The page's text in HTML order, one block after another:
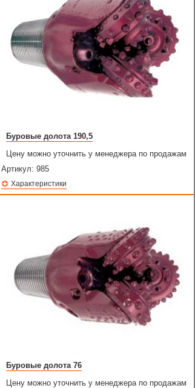
Буровые долота 190,5
Цену можно уточнить у менеджера по продажам
Артикул: 985
Характеристики
Буровые долота 76
Цену можно уточнить у менеджера по продажам